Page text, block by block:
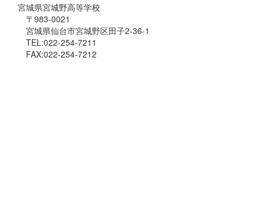
宮城県宮城野高等学校
〒983-0021
宮城県仙台市宮城野区田子2-36-1
TEL:022-254-7211
FAX:022-254-7212